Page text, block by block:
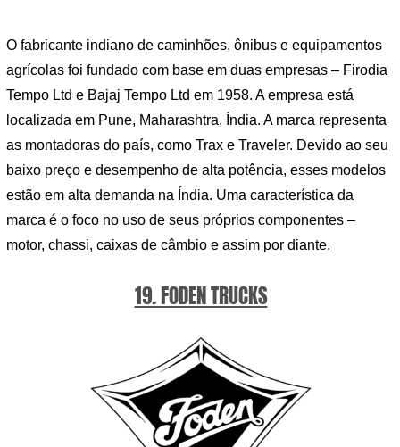
O fabricante indiano de caminhões, ônibus e equipamentos
agrícolas foi fundado com base em duas empresas – Firodia
Tempo Ltd e Bajaj Tempo Ltd em 1958. A empresa está
localizada em Pune, Maharashtra, Índia. A marca representa
as montadoras do país, como Trax e Traveler. Devido ao seu
baixo preço e desempenho de alta potência, esses modelos
estão em alta demanda na Índia. Uma característica da
marca é o foco no uso de seus próprios componentes –
motor, chassi, caixas de câmbio e assim por diante.
19. FODEN TRUCKS